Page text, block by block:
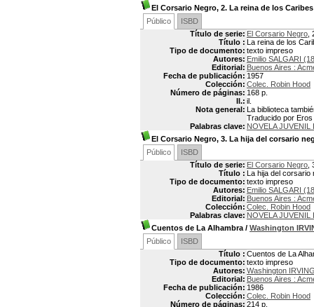
El Corsario Negro, 2. La reina de los Caribes
Público
ISBD
Título de serie: El Corsario Negro ,
Título : La reina de los
Tipo de documento: texto impreso
Autores: Emilio SALGARI
Editorial: Buenos Aires :
Fecha de publicación: 1957
Colección: Colec. Robin Hood
Número de páginas: 168 p.
Il.: il.
Nota general: La biblioteca
Traducido por Eros
Palabras clave: NOVELA JUVENIL
El Corsario Negro, 3. La hija del corsario
Público
ISBD
Título de serie: El Corsario Negro ,
Título : La hija del corsario
Tipo de documento: texto impreso
Autores: Emilio SALGARI
Editorial: Buenos Aires :
Colección: Colec. Robin Hood
Palabras clave: NOVELA JUVENIL
Cuentos de La Alhambra / Washington
Público
ISBD
Título : Cuentos de La
Tipo de documento: texto impreso
Autores: Washington
Editorial: Buenos Aires :
Fecha de publicación: 1986
Colección: Colec. Robin Hood
Número de páginas: 214 p.